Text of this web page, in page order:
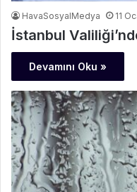
HavaSosyalMedya 11
İstanbul
Devamını Oku »